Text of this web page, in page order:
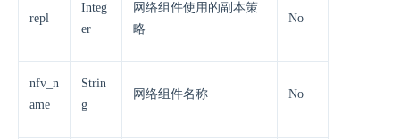
repl
Integ
er
网络组件使用的副本策
略
No
nfv_n
ame
Strin
g
网络组件名称 No